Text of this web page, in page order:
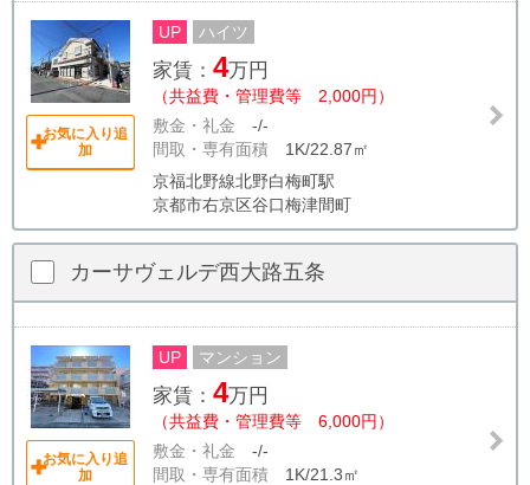
お気に入り追
加
UP ハイツ
家賃： 4万円
（共益費・管理費等 2,000円）
敷金・礼金 -/-
間取・専有面積 1K/22.87㎡
京福北野線北野白梅町駅
京都市右京区谷口梅津間町
カーサヴェルデ西大路五条
お気に入り追
加
UP マンション
家賃： 4万円
（共益費・管理費等 6,000円）
敷金・礼金 -/-
間取・専有面積 1K/21.3㎡